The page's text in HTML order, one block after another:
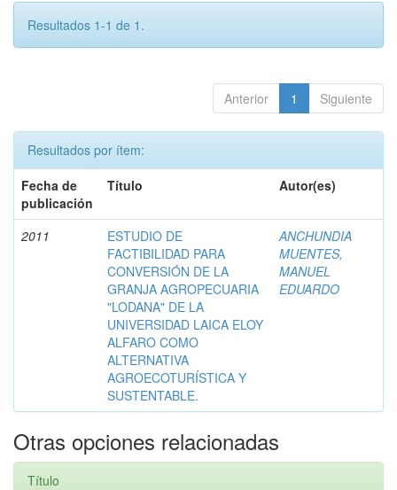
Resultados 1-1 de 1.
Anterior 1 Siguiente
Resultados por ítem:
Fecha de
publicación
Título Autor(es)
2011
ESTUDIO DE
FACTIBILIDAD PARA
CONVERSIÓN DE LA
GRANJA AGROPECUARIA
"LODANA" DE LA
UNIVERSIDAD LAICA ELOY
ALFARO COMO
ALTERNATIVA
AGROECOTURÍSTICA Y
SUSTENTABLE.
ANCHUNDIA
MUENTES,
MANUEL
EDUARDO
Otras opciones relacionadas
Título